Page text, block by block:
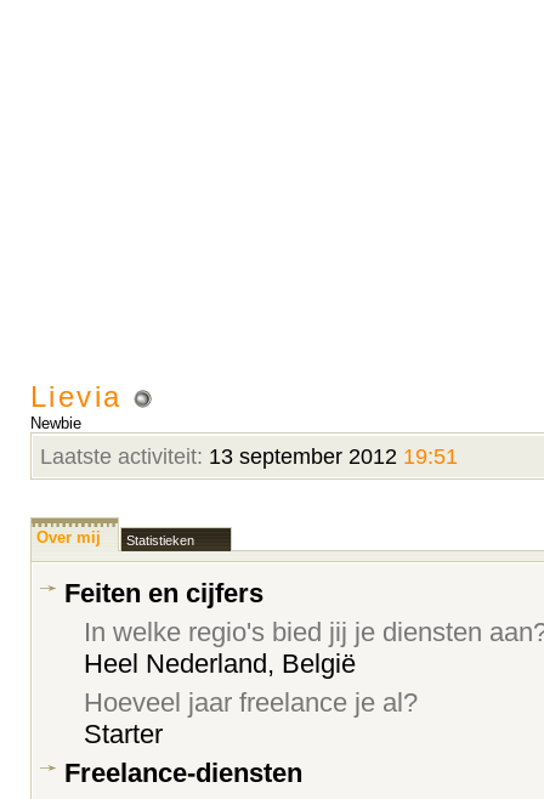
Lievia
Newbie
Laatste activiteit: 13 september 2012 19:51
Over mij Statistieken
Feiten en cijfers
In welke regio's bied jij je diensten
Heel Nederland, België
Hoeveel jaar freelance je al?
Starter
Freelance-diensten